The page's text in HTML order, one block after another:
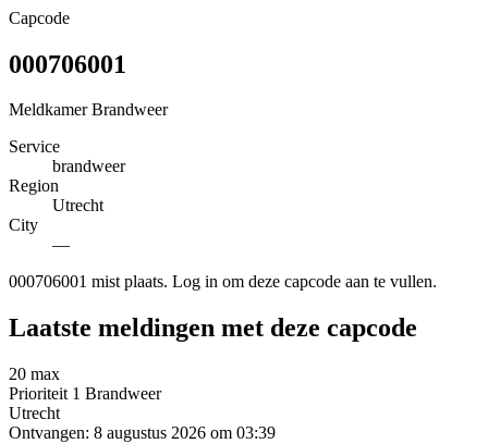
Capcode
000706001
Meldkamer Brandweer
Service
brandweer
Region
Utrecht
City
—
000706001 mist plaats. Log in om deze capcode aan te vullen.
Laatste meldingen met deze capcode
20 max
Prioriteit 1 Brandweer
Utrecht
Ontvangen: 8 augustus 2026 om 03:39